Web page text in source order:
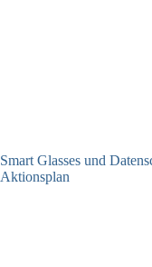
Smart Glasses und
Aktionsplan